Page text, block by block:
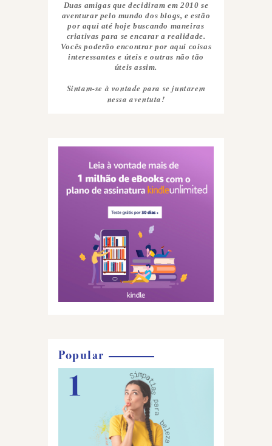
Duas amigas que decidiram em 2010 se
aventurar pelo mundo dos blogs, e estão
por aqui até hoje buscando maneiras
criativas para se encarar a realidade.
Vocês poderão encontrar por aqui coisas
interessantes e úteis e outras não tão
úteis assim.
Sintam-se à vontade para se juntarem
nessa aventuta!
Popular